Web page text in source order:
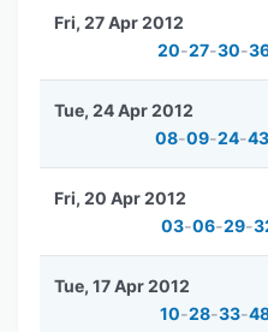
20-27-30-
Fri, 27 Apr 2012
08-09-24-43
Tue, 24 Apr 2012
03-06-29-
Fri, 20 Apr 2012
10-28-33-
Tue, 17 Apr 2012